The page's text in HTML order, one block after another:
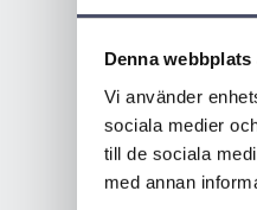
Denna
Vi använder
sociala medier
till de sociala
med annan